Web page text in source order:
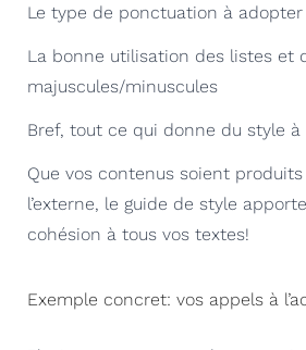
Le type de ponctuation à adopter
La bonne utilisation des listes et
majuscules/minuscules
Bref, tout ce qui donne du style à
Que vos contenus soient produits
l’externe, le guide de style
cohésion à tous vos textes!
Exemple concret: vos appels à